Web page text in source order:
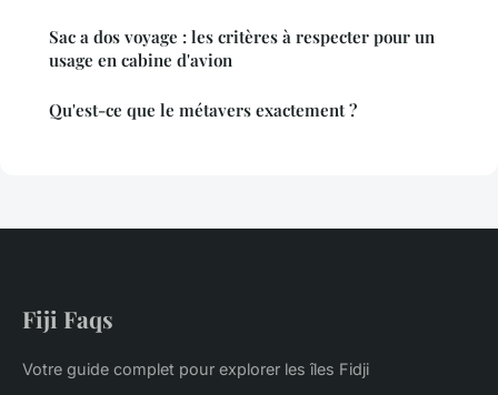
Sac a dos voyage : les critères à respecter pour un
usage en cabine d'avion
Qu'est-ce que le métavers exactement ?
Fiji Faqs
Votre guide complet pour explorer les îles Fidji